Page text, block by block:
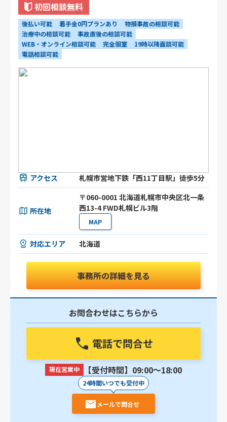
初回相談無料
後払い可能 着手金0円プランあり
物損事故の相談可能
治療中の相談可能
事故直後の相談可能
WEB・オンライン相談可能
完全個室
19時以降面談可能
電話相談可能
アクセス 札幌市営地下鉄「西11丁目駅」徒歩5分
所在地
〒060-0001 北海道札幌市中央区北一条
西13-4 FWD札幌ビル3階
MAP
対応エリア 北海道
事務所の詳細を見る
お問合わせはこちらから
電話で問合せ
現在営業中 【受付時間】09:00〜18:00
24時間いつでも受付中
メールで問合せ